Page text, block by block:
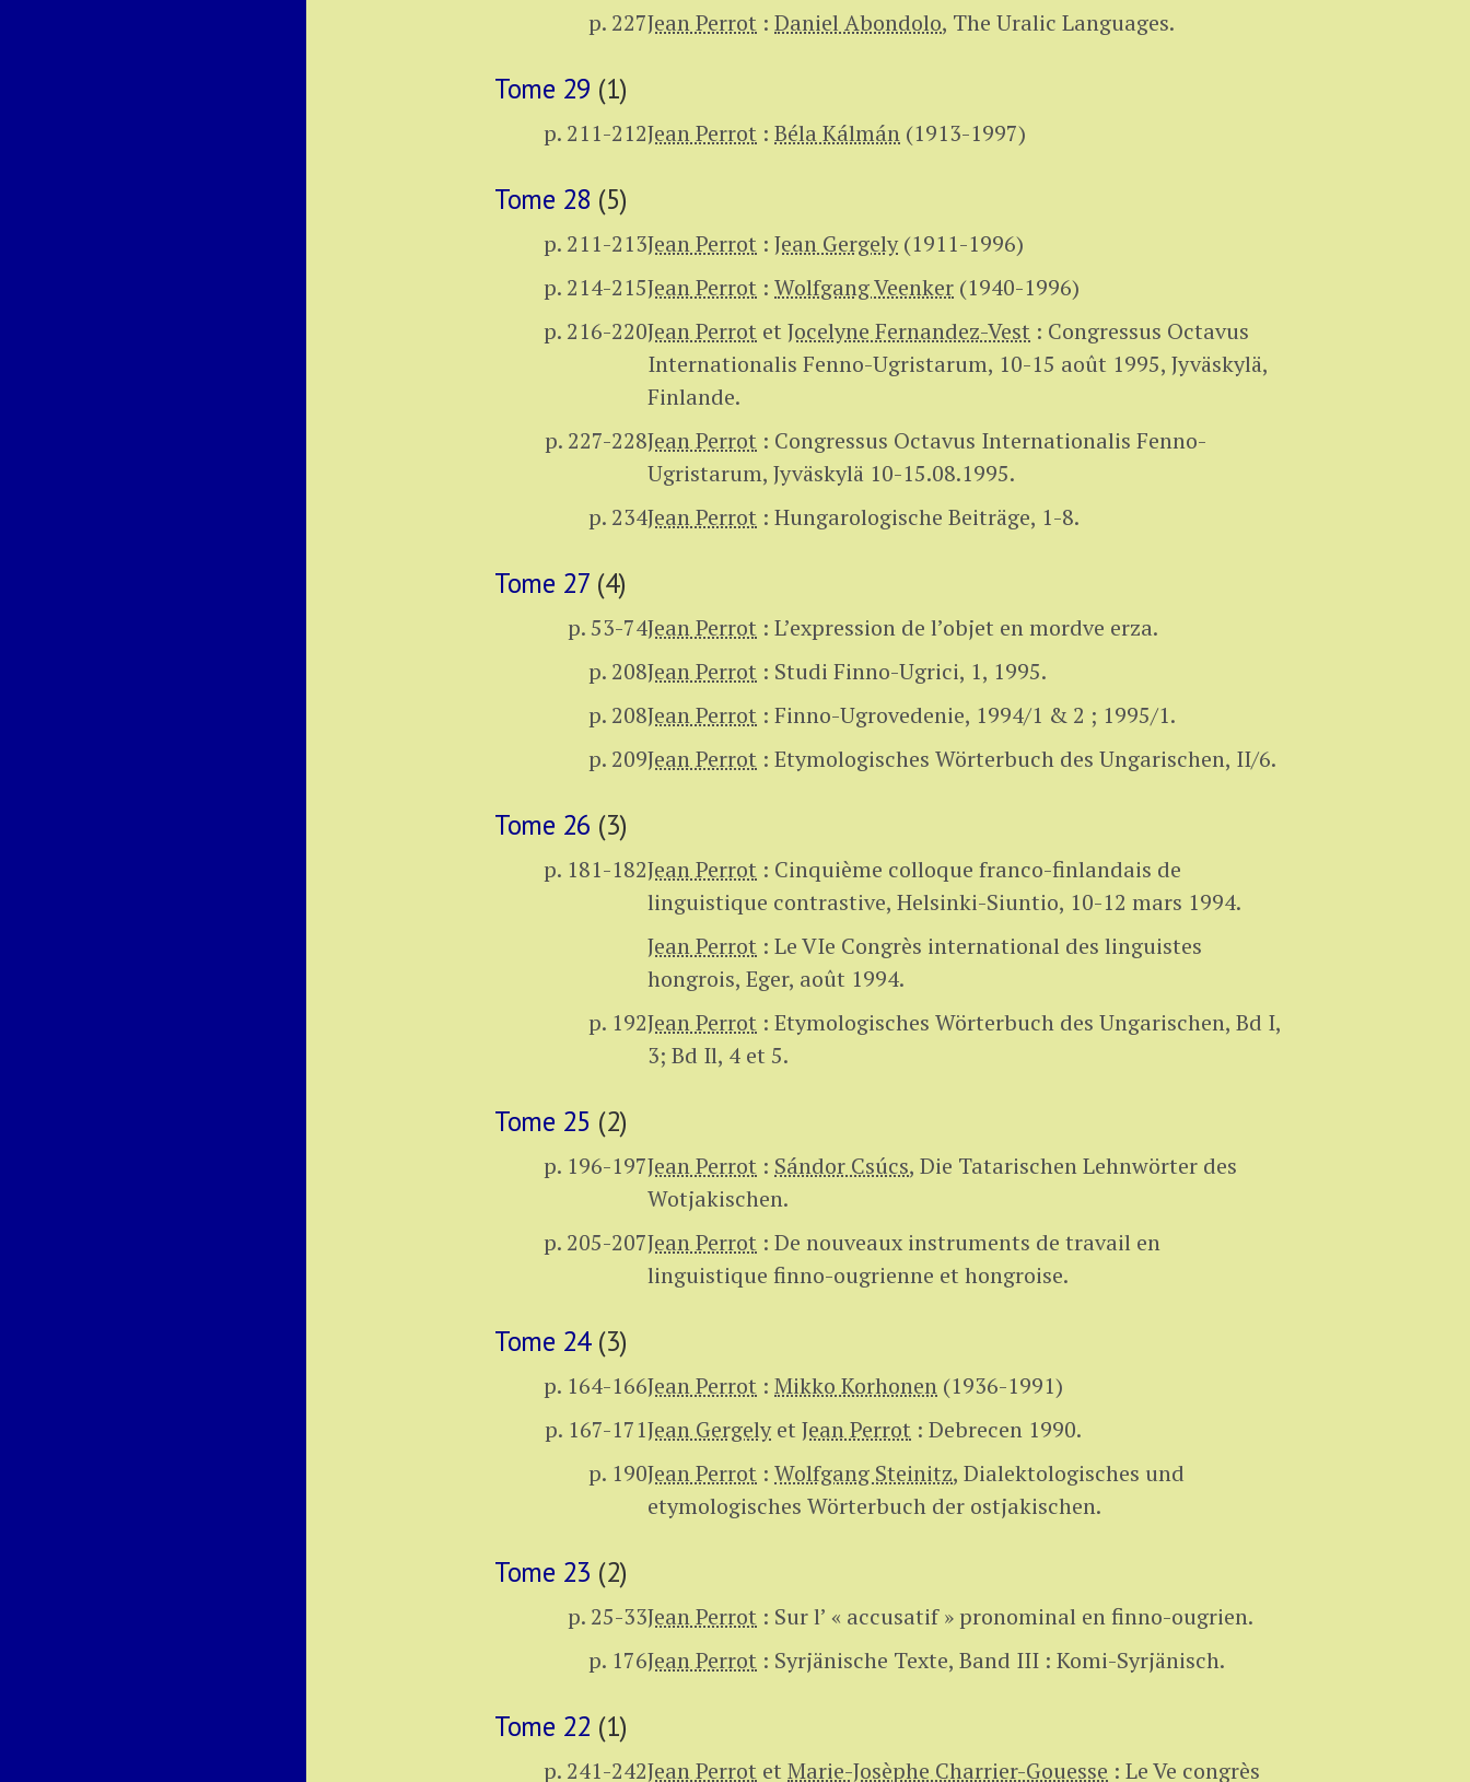
p. 227Jean Perrot : Daniel Abondolo, The Uralic Languages.
Tome 29 (1)
p. 211-212Jean Perrot : Béla Kálmán (1913-1997)
Tome 28 (5)
p. 211-213Jean Perrot : Jean Gergely (1911-1996)
p. 214-215Jean Perrot : Wolfgang Veenker (1940-1996)
p. 216-220Jean Perrot et Jocelyne Fernandez-Vest : Congressus Octavus
Internationalis Fenno-Ugristarum, 10-15 août 1995, Jyväskylä,
Finlande.
p. 227-228Jean Perrot : Congressus Octavus Internationalis Fenno-
Ugristarum, Jyväskylä 10-15.08.1995.
p. 234Jean Perrot : Hungarologische Beiträge, 1-8.
Tome 27 (4)
p. 53-74Jean Perrot : L’expression de l’objet en mordve erza.
p. 208Jean Perrot : Studi Finno-Ugrici, 1, 1995.
p. 208Jean Perrot : Finno-Ugrovedenie, 1994/1 & 2 ; 1995/1.
p. 209Jean Perrot : Etymologisches Wörterbuch des Ungarischen, II/6.
Tome 26 (3)
p. 181-182Jean Perrot : Cinquième colloque franco-finlandais de
linguistique contrastive, Helsinki-Siuntio, 10-12 mars 1994.
Jean Perrot : Le VIe Congrès international des linguistes
hongrois, Eger, août 1994.
p. 192Jean Perrot : Etymologisches Wörterbuch des Ungarischen, Bd I,
3; Bd Il, 4 et 5.
Tome 25 (2)
p. 196-197Jean Perrot : Sándor Csúcs, Die Tatarischen Lehnwörter des
Wotjakischen.
p. 205-207Jean Perrot : De nouveaux instruments de travail en
linguistique finno-ougrienne et hongroise.
Tome 24(3)
p. 164-166Jean Perrot : Mikko Korhonen (1936-1991)
p. 167-171Jean Gergelyet Jean Perrot : Debrecen 1990.
p. 190Jean Perrot : Wolfgang Steinitz, Dialektologisches und
etymologisches Wörterbuch der ostjakischen.
Tome 23 (2)
p. 25-33Jean Perrot : Sur l’ « accusatif » pronominal en finno-ougrien.
p. 176Jean Perrot : Syrjänische Texte, Band III : Komi-Syrjänisch.
Tome 22 (1)
p. 241-242Jean Perrot et Marie-Josèphe Charrier-Gouesse : Le Ve congrès